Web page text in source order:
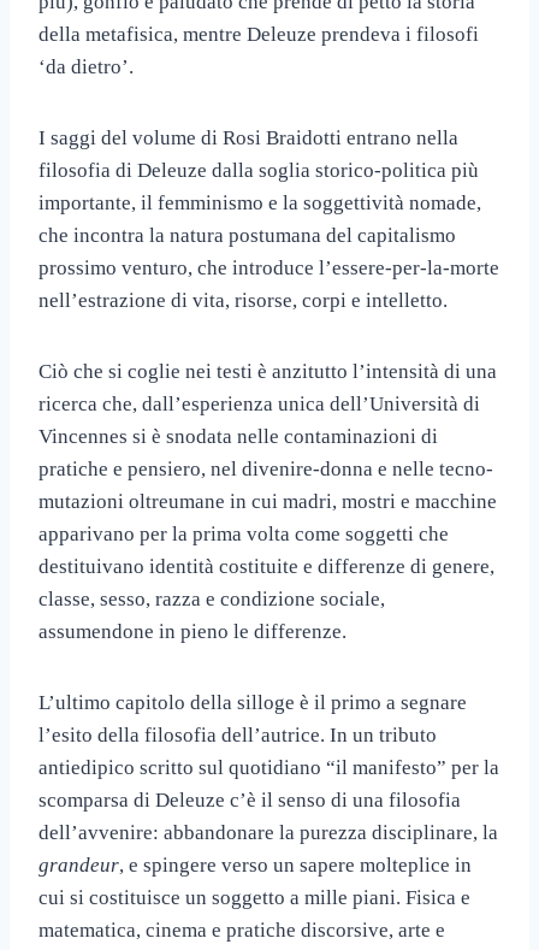
della metafisica, mentre Deleuze prendeva i filosofi
‘da dietro’.
I saggi del volume di Rosi Braidotti entrano nella
filosofia di Deleuze dalla soglia storico-politica più
importante, il femminismo e la soggettività nomade,
che incontra la natura postumana del capitalismo
prossimo venturo, che introduce l’essere-per-la-morte
nell’estrazione di vita, risorse, corpi e intelletto.
Ciò che si coglie nei testi è anzitutto l’intensità di una
ricerca che, dall’esperienza unica dell’Università di
Vincennes si è snodata nelle contaminazioni di
pratiche e pensiero, nel divenire-donna e nelle tecno-
mutazioni oltreumane in cui madri, mostri e macchine
apparivano per la prima volta come soggetti che
destituivano identità costituite e differenze di genere,
classe, sesso, razza e condizione sociale,
assumendone in pieno le differenze.
L’ultimo capitolo della silloge è il primo a segnare
l’esito della filosofia dell’autrice. In un tributo
antiedipico scritto sul quotidiano “il manifesto” per la
scomparsa di Deleuze c’è il senso di una filosofia
dell’avvenire: abbandonare la purezza disciplinare, la
grandeur, e spingere verso un sapere molteplice in
cui si costituisce un soggetto a mille piani. Fisica e
matematica, cinema e pratiche discorsive, arte e